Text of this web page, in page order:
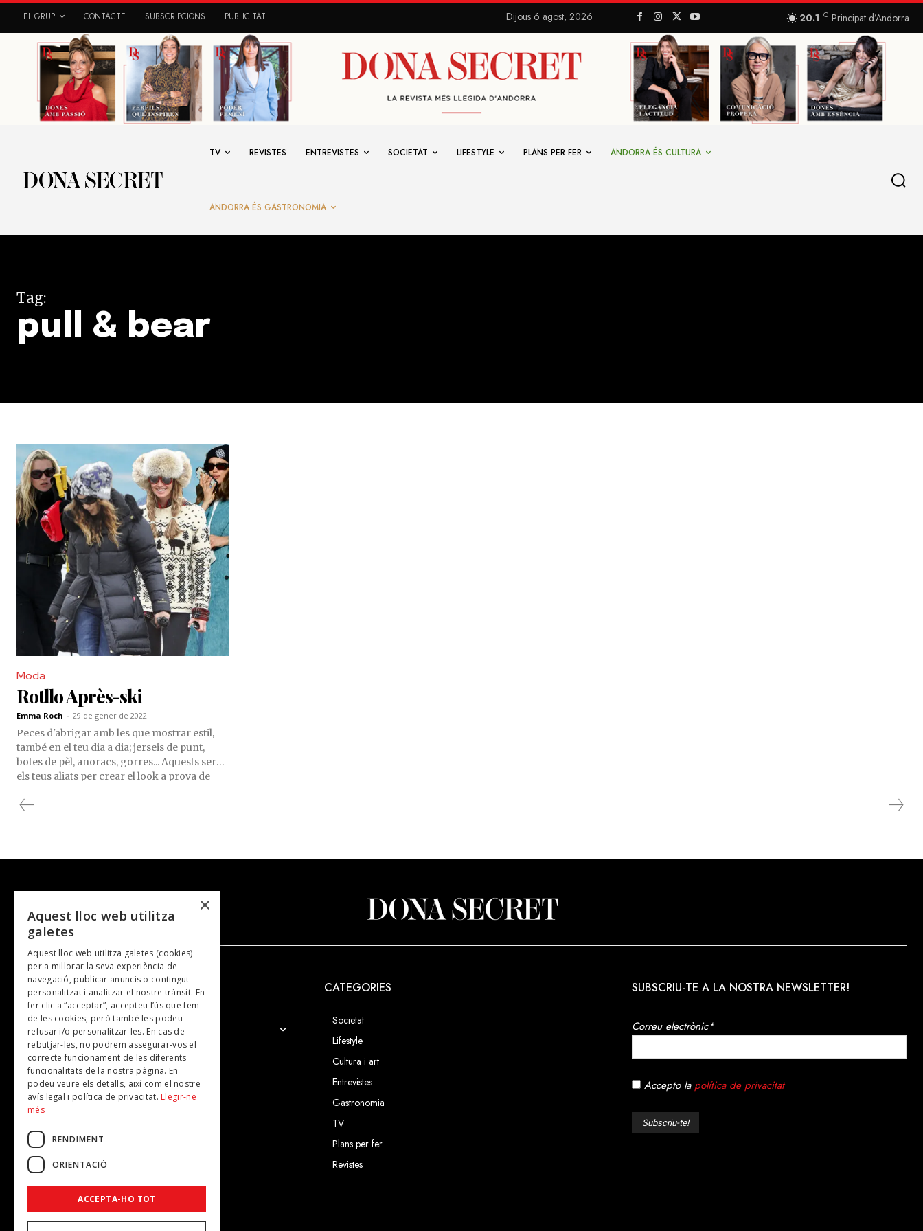
EL GRUP CONTACTE SUBSCRIPCIONS PUBLICITAT Dijous 6 agost, 2026 20.1 C Principat d’Andorra
TV REVISTES ENTREVISTES SOCIETAT LIFESTYLE PLANS PER FER ANDORRA ÉS CULTURA
ANDORRA ÉS GASTRONOMIA
Tag:
pull & bear
Moda
Rotllo Après-ski
Emma Roch - 29 de gener de 2022
Peces d'abrigar amb les que mostrar estil,
també en el teu dia a dia; jerseis de punt,
botes de pèl, anoracs, gorres... Aquests seran
els teus aliats per crear el look a prova de
looks perfectes.
NOSALTRES
El Grup
Contacte
Subscripcions
Publicitat
CATEGORIES
Societat
Lifestyle
Cultura i art
Entrevistes
Gastronomia
TV
Plans per fer
Revistes
SUBSCRIU-TE A LA NOSTRA NEWSLETTER!
Correu electrònic*
Accepto la política de privacitat
×
Aquest lloc web utilitza
galetes
Aquest lloc web utilitza galetes (cookies)
per a millorar la seva experiència de
navegació, publicar anuncis o contingut
personalitzat i analitzar el nostre trànsit. En
fer clic a “acceptar”, accepteu l’ús que fem
de les cookies, però també les podeu
refusar i/o personalitzar-les. En cas de
rebutjar-les, no podrem assegurar-vos el
correcte funcionament de les diferents
funcionalitats de la nostra pàgina. En
podeu veure els detalls, així com el nostre
avís legal i política de privacitat. Llegir-ne
més
RENDIMENT
ORIENTACIÓ
ACCEPTA-HO TOT